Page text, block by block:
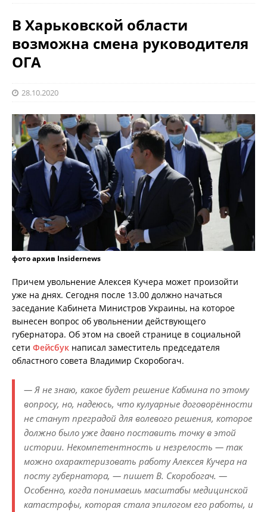
В Харьковской области
возможна смена руководителя
ОГА
28.10.2020
фото архив Insidernews
Причем увольнение Алексея Кучера может произойти
уже на днях. Сегодня после 13.00 должно начаться
заседание Кабинета Министров Украины, на которое
вынесен вопрос об увольнении действующего
губернатора. Об этом на своей странице в социальной
сети Фейсбук написал заместитель председателя
областного совета Владимир Скоробогач.
— Я не знаю, какое будет решение Кабмина по этому
вопросу, но, надеюсь, что кулуарные договорённости
не станут преградой для волевого решения, которое
должно было уже давно поставить точку в этой
истории. Некомпетентность и незрелость — так
можно охарактеризовать работу Алексея Кучера на
посту губернатора, — пишет В. Скоробогач. —
Особенно, когда понимаешь масштабы медицинской
катастрофы, которая стала эпилогом его работы, и